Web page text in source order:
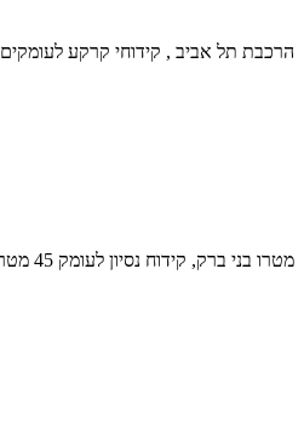
הרכבת תל אביב , קידוחי קרקע לעומקים 60-70 מטר
מטרו בני ברק, קידוח נסיון לעומק 45 מטר